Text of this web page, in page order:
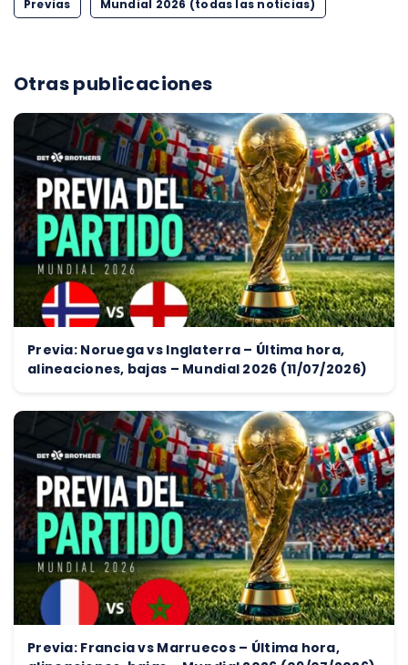
Previas Mundial 2026 (todas las noticias)
Otras publicaciones
Previa: Noruega vs Inglaterra – Última hora,
alineaciones, bajas – Mundial 2026 (11/07/2026)
Previa: Francia vs Marruecos – Última hora,